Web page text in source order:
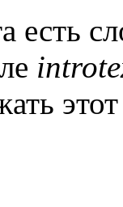
есть